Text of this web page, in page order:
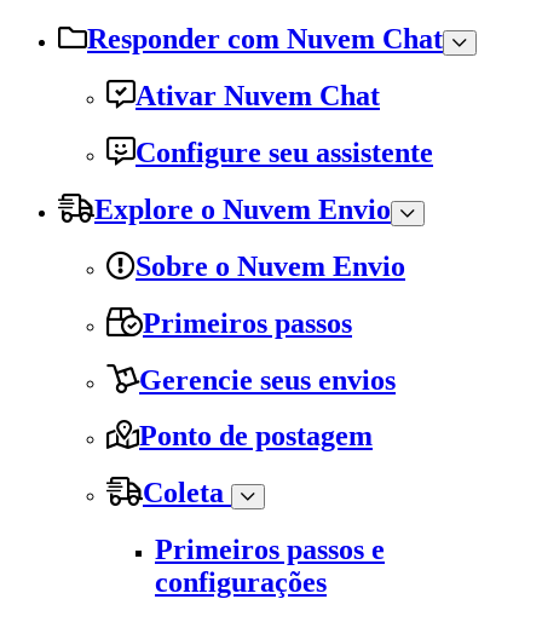
Responder com Nuvem Chat
Ativar Nuvem Chat
Configure seu assistente
Explore o Nuvem Envio
Sobre o Nuvem Envio
Primeiros passos
Gerencie seus envios
Ponto de postagem
Coleta
Primeiros passos e
configurações